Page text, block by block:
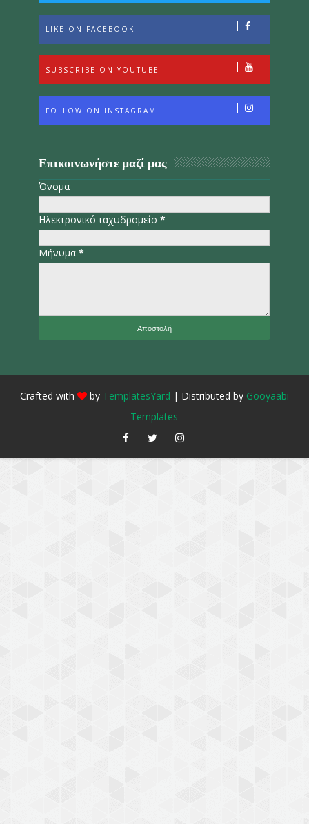
LIKE ON FACEBOOK
SUBSCRIBE ON YOUTUBE
FOLLOW ON INSTAGRAM
Επικοινωνήστε μαζί μας
Όνομα
Ηλεκτρονικό ταχυδρομείο*
Μήνυμα*
Crafted with by TemplatesYard | Distributed by Gooyaabi
Templates